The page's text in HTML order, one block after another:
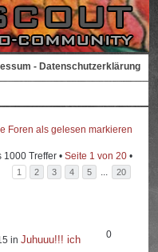
- Datenschutzerklärung
Foren als gelesen markieren
Treffer • Seite 1 von 20•
1 2 3 4 5 ... 20
inJuhuuu!!! ich
0